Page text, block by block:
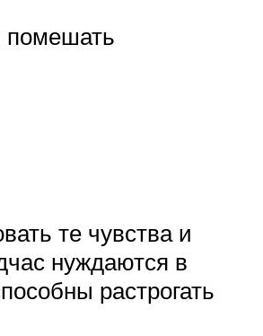
помешать
те чувства и
нуждаются в
растрогать